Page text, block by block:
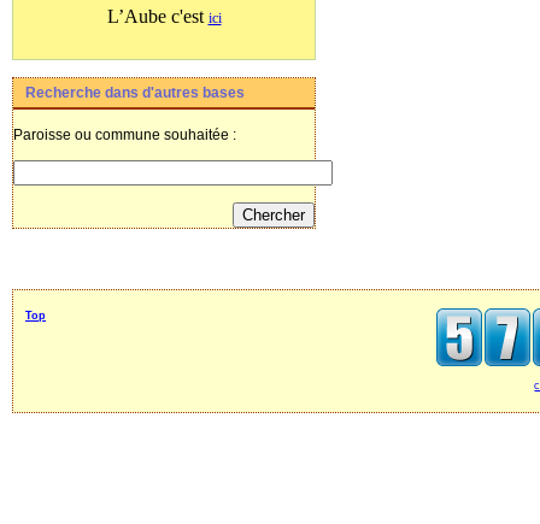
L’Aube c'est ici
Recherche dans d'autres bases
Paroisse ou commune souhaitée :
Top